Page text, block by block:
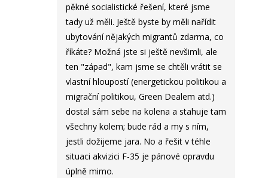
pěkné socialistické řešení, které jsme
tady už měli. Ještě byste by měli nařídit
ubytování nějakých migrantů zdarma, co
říkáte? Možná jste si ještě nevšimli, ale
ten "západ", kam jsme se chtěli vrátit se
vlastní hloupostí (energetickou politikou a
migrační politikou, Green Dealem atd.)
dostal sám sebe na kolena a stahuje tam
všechny kolem; bude rád a my s ním,
jestli dožijeme jara. No a řešit v téhle
situaci akvizici F-35 je pánové opravdu
úplně mimo.